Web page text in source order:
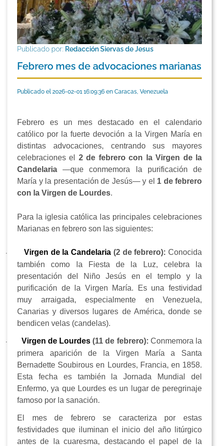
Publicado por: Redacción Siervas de Jesus
Febrero mes de advocaciones marianas
Publicado el 2026-02-01 16:09:36 en Caracas, Venezuela
Febrero es un mes destacado en el calendario
católico por la fuerte devoción a la Virgen María en
distintas advocaciones, centrando sus mayores
celebraciones el 2 de febrero con la Virgen de la
Candelaria —que conmemora la purificación de
María y la presentación de Jesús— y el 1 de febrero
con la Virgen de Lourdes.
Para la iglesia católica las principales celebraciones
Marianas en febrero son las siguientes:
· Virgen de la Candelaria (2 de febrero): Conocida
también como la Fiesta de la Luz, celebra la
presentación del Niño Jesús en el templo y la
purificación de la Virgen María. Es una festividad
muy arraigada, especialmente en Venezuela,
Canarias y diversos lugares de América, donde se
bendicen velas (candelas).
· Virgen de Lourdes (11 de febrero): Conmemora la
primera aparición de la Virgen María a Santa
Bernadette Soubirous en Lourdes, Francia, en 1858.
Esta fecha es también la Jornada Mundial del
Enfermo, ya que Lourdes es un lugar de peregrinaje
famoso por la sanación.
El mes de febrero se caracteriza por estas
festividades que iluminan el inicio del año litúrgico
antes de la cuaresma, destacando el papel de la